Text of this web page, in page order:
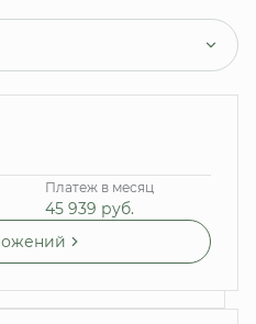
Платеж в месяц
45 939 руб.